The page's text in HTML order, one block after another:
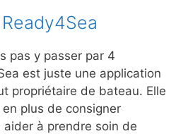
pas y passer par 4
est juste une application
propriétaire de bateau. Elle
plus de consigner
aider à prendre soin de